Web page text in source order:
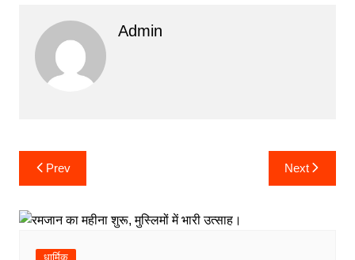
Admin
Post
navigation
Prev Next
धार्मिक